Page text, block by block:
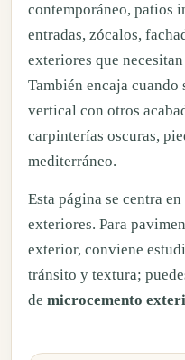
contemporáneo, patios
entradas, zócalos,
exteriores que
También encaja
vertical con otros
carpinterías oscuras,
mediterráneo.
Esta página se centra
exteriores. Para
exterior, conviene
tránsito y textura;
de microcemento